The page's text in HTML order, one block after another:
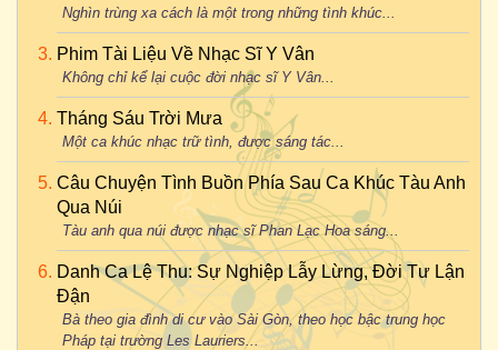
Nghìn trùng xa cách là một trong những tình khúc...
Phim Tài Liệu Về Nhạc Sĩ Y Vân
Không chỉ kể lại cuộc đời nhạc sĩ Y Vân...
Tháng Sáu Trời Mưa
Một ca khúc nhạc trữ tình, được sáng tác...
Câu Chuyện Tình Buồn Phía Sau Ca Khúc Tàu Anh
Qua Núi
Tàu anh qua núi được nhạc sĩ Phan Lạc Hoa sáng...
Danh Ca Lệ Thu: Sự Nghiệp Lẫy Lừng, Đời Tư Lận
Đận
Bà theo gia đình di cư vào Sài Gòn, theo học bậc trung học
Pháp tại trường Les Lauriers...